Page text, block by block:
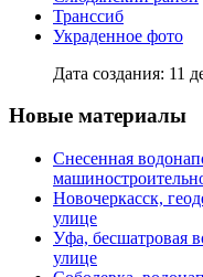
Транссиб
Украденное фото
Дата создания: 11
Новые материалы
Снесенная
Новочеркасск,
улице
Уфа, бесшатровая
улице